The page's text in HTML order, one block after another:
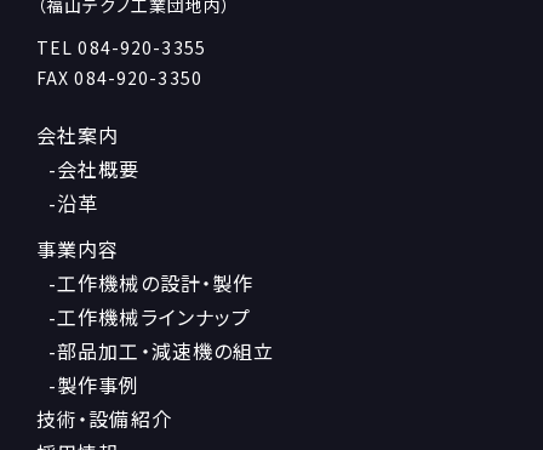
TEL084-920-3355
FAX 084-920-3350
会社案内
-会社概要
-沿革
事業内容
-工作機械の設計・製作
-工作機械ラインナップ
-部品加工・減速機の組立
-製作事例
技術・設備紹介